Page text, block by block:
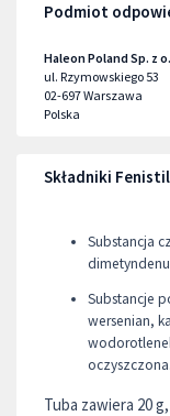
Podmiot
Haleon Poland Sp. z
ul. Rzymowskiego 53
02-697Warszawa
Polska
Składniki Fenistil
Substancja
Substancje
wersenian,
oczyszczona.
Tuba zawiera 20